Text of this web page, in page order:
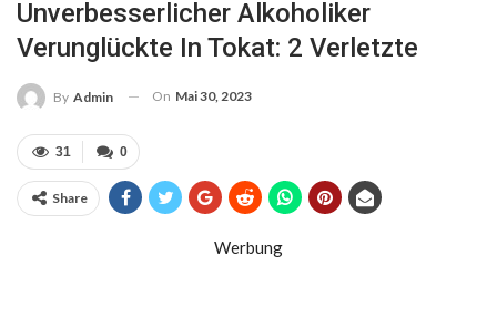
Unverbesserlicher Alkoholiker
Verunglückte In Tokat: 2 Verletzte
By Admin On Mai 30, 2023
0
31
Share
Werbung